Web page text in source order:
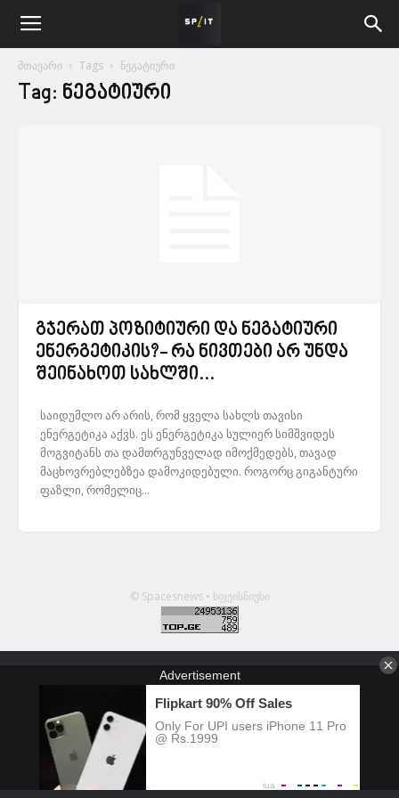
მთავარი Tags ნეგატიური
Tag: ნეგატიური
გჯერათ პოზიტიური და ნეგატიური
ენერგეტიკის?- რა ნივთები არ უნდა
შეინახოთ სახლში...
საიდუმლო არ არის, რომ ყველა სახლს თავისი
ენერგეტიკა აქვს. ეს ენერგეტიკა სულიერ სიმშვიდეს
მოგვიტანს თა დამთრგუნველად იმოქმედებს, თავად
მაცხოვრებლებზეა დამოკიდებული. როგორც გიგანტური
ფაზლი, რომელიც...
© Spacesnews • სფეისნიუსი